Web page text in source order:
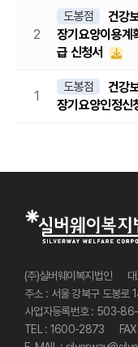
2
도봉점
건강
장기요양이용계
급 신청서
1
도봉점
건강
장기요양인정신
사이트 정보
(주)실버웨이복지법인
주소 : 서울 강북구 도봉로
사업자등록번호 : 503-
TEL : 1600-2873